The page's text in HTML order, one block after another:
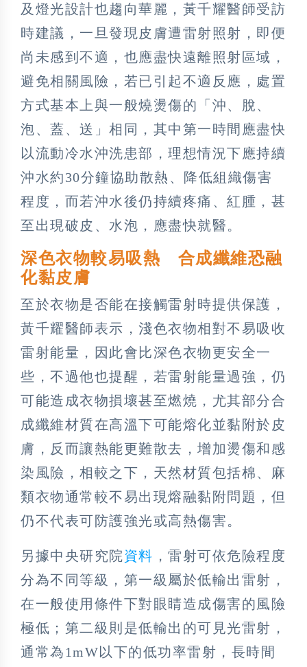
及燈光設計也趨向華麗，黃千耀醫師受訪
時建議，一旦發現皮膚遭雷射照射，即便
尚未感到不適，也應盡快遠離照射區域，
避免相關風險，若已引起不適反應，處置
方式基本上與一般燒燙傷的「沖、脫、
泡、蓋、送」相同，其中第一時間應盡快
以流動冷水沖洗患部，理想情況下應持續
沖水約30分鐘協助散熱、降低組織傷害
程度，而若沖水後仍持續疼痛、紅腫，甚
至出現破皮、水泡，應盡快就醫。
深色衣物較易吸熱 合成纖維恐融
化黏皮膚
至於衣物是否能在接觸雷射時提供保護，
黃千耀醫師表示，淺色衣物相對不易吸收
雷射能量，因此會比深色衣物更安全一
些，不過他也提醒，若雷射能量過強，仍
可能造成衣物損壞甚至燃燒，尤其部分合
成纖維材質在高溫下可能熔化並黏附於皮
膚，反而讓熱能更難散去，增加燙傷和感
染風險，相較之下，天然材質包括棉、麻
類衣物通常較不易出現熔融黏附問題，但
仍不代表可防護強光或高熱傷害。
另據中央研究院資料 ，雷射可依危險程度
分為不同等級，第一級屬於低輸出雷射，
在一般使用條件下對眼睛造成傷害的風險
極低；第二級則是低輸出的可見光雷射，
通常為1mW以下的低功率雷射，長時間